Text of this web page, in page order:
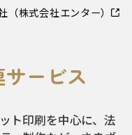
（株式会社エンター）
ービス
ト印刷を中心に、法